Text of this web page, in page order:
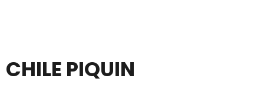
CHILE PIQUIN